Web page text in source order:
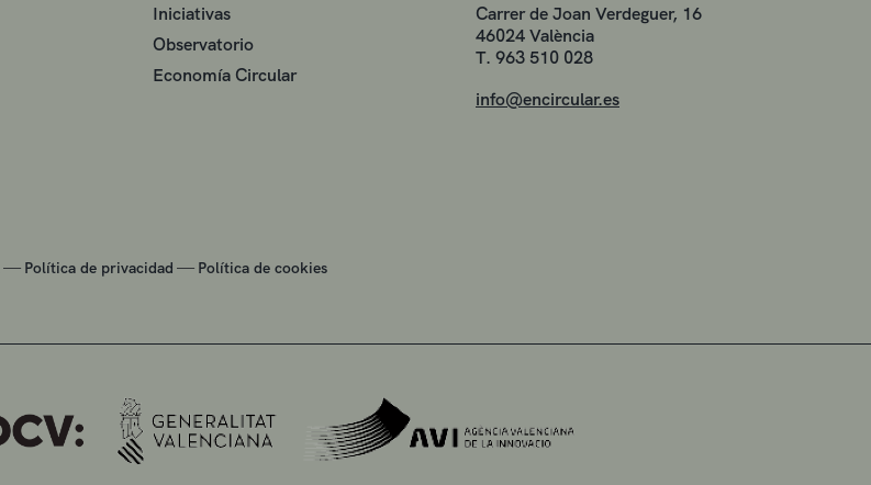
Iniciativas
Observatorio
Economía Circular
— Política de privacidad — Política de cookies
Carrer de Joan Verdeguer, 16
46024 València
T. 963 510 028
info@encircular.es